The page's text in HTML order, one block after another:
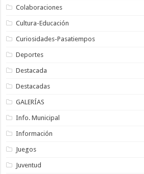
Colaboraciones
Cultura-Educación
Curiosidades-Pasatiempos
Deportes
Destacada
Destacadas
GALERÍAS
Info. Municipal
Información
Juegos
Juventud